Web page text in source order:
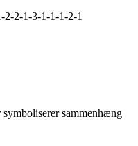
2-1-3-1-1-1-2-1
sammenhæng